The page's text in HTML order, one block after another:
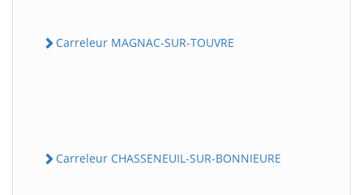
Carreleur MAGNAC-SUR-TOUVRE
Carreleur CHASSENEUIL-SUR-BONNIEURE